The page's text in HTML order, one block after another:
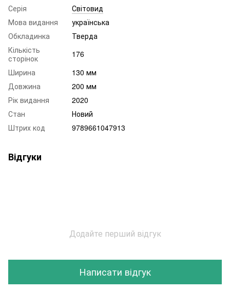
Серія
Світовид
Мова видання
українська
Обкладинка
Тверда
Кількість
сторінок
176
Ширина
130 мм
Довжина
200 мм
Рік видання
2020
Стан
Новий
Штрих код
9789661047913
Відгуки
Додайте перший відгук
Написати відгук